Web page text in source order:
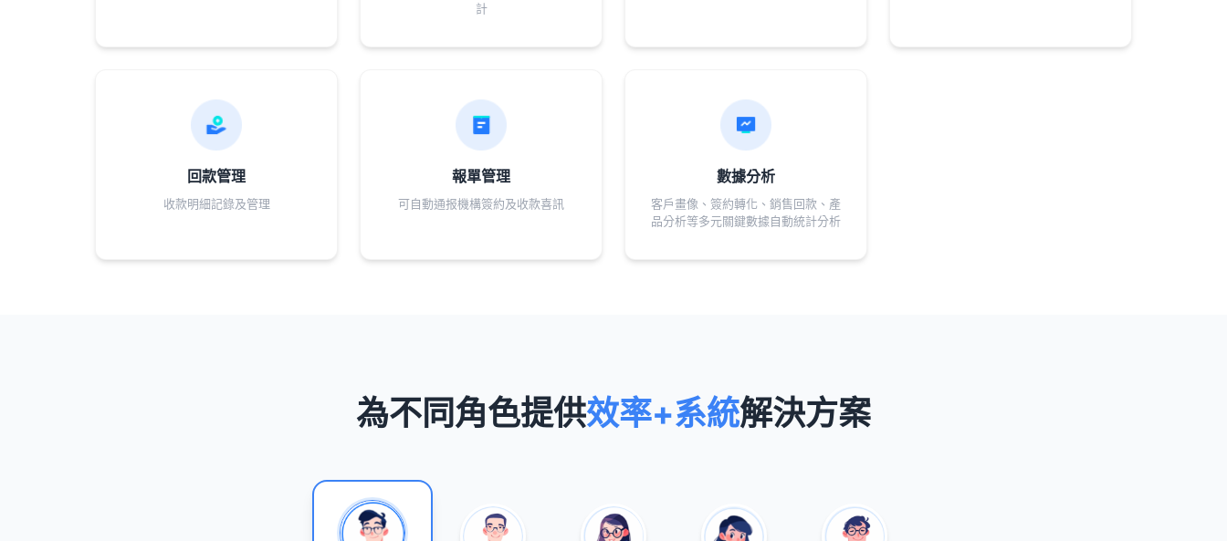
計
回款管理
收款明細記錄及管理
報單管理
可自動通报機構簽約及收款喜訊
數據分析
客戶畫像、簽約轉化、銷售回款、產
品分析等多元關鍵數據自動統計分析
為不同角色提供效率+系統解決方案